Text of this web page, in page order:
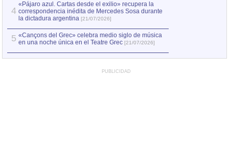
4
«Pájaro azul. Cartas desde el exilio» recupera la
correspondencia inédita de Mercedes Sosa durante
la dictadura argentina [21/07/2026]
5 «Cançons del Grec» celebra medio siglo de música
en una noche única en el Teatre Grec [21/07/2026]
PUBLICIDAD